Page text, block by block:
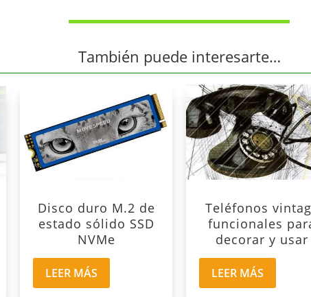
También puede interesarte…
Disco duro M.2 de
estado sólido SSD
NVMe
LEER MÁS
Teléfonos
funcionales
decorar y usar
LEER MÁS